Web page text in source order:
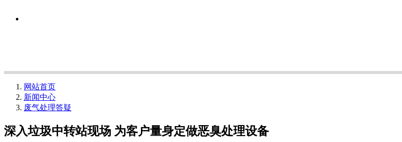
网站首页
新闻中心
废气处理答疑
深入垃圾中转站现场 为客户量身定做恶臭处理设备